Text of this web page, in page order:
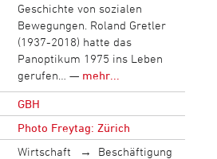
Geschichte von sozialen
Bewegungen. Roland Gretler
(1937-2018) hatte das
Panoptikum 1975 ins Leben
gerufen… — mehr...
GBH
Photo Freytag: Zürich
Wirtschaft
Beschäftigung